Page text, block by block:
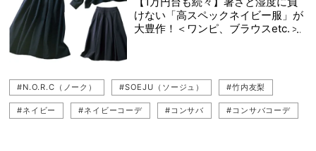
けない「高スペックネイビー服」が
大豊作！＜ワンピ、ブラウスetc.＞
#N.O.R.C（ノーク） #SOEJU（ソージュ） #竹内友梨
#ネイビー #ネイビーコーデ #コンサバ #コンサバコーデ